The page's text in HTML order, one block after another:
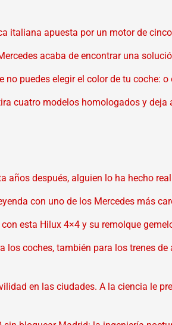
italiana apuesta por un motor de
acaba de encontrar una
puedes elegir el color de tu coche:
cuatro modelos homologados y
años después, alguien lo ha hecho
con uno de los Mercedes más
esta Hilux 4×4 y su remolque
los coches, también para los trenes
en las ciudades. A la ciencia le